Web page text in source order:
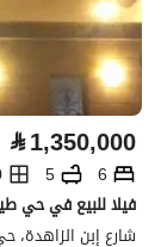
⃁1,350,000
6
5
فيلا للبيع في حي
شارع إبن الزاهدة،